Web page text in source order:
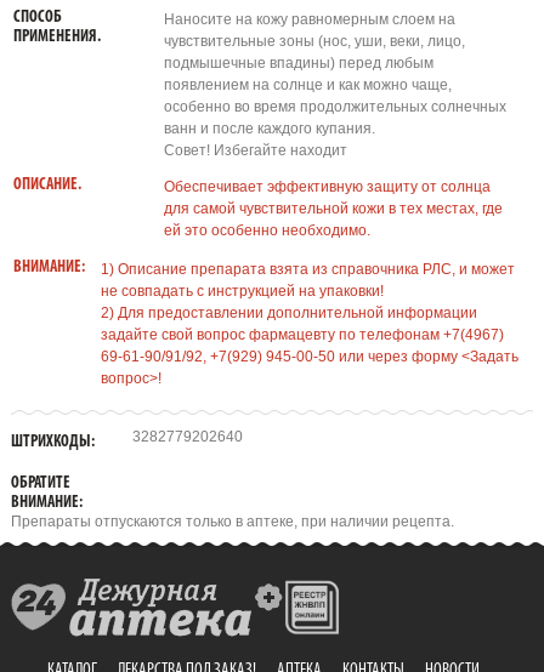
СПОСОБ
ПРИМЕНЕНИЯ.
Наносите на кожу равномерным слоем на
чувствительные зоны (нос, уши, веки, лицо,
подмышечные впадины) перед любым
появлением на солнце и как можно чаще,
особенно во время продолжительных солнечных
ванн и после каждого купания.
Совет! Избегайте находит
ОПИСАНИЕ.
Обеспечивает эффективную защиту от солнца
для самой чувствительной кожи в тех местах, где
ей это особенно необходимо.
ВНИМАНИЕ:
1) Описание препарата взята из справочника РЛС, и может
не совпадать с инструкцией на упаковки!
2) Для предоставлении дополнительной информации
задайте свой вопрос фармацевту по телефонам +7(4967)
69-61-90/91/92, +7(929) 945-00-50 или через форму <Задать
вопрос>!
ШТРИХКОДЫ: 3282779202640
ОБРАТИТЕ
ВНИМАНИЕ:
Препараты отпускаются только в аптеке, при наличии рецепта.